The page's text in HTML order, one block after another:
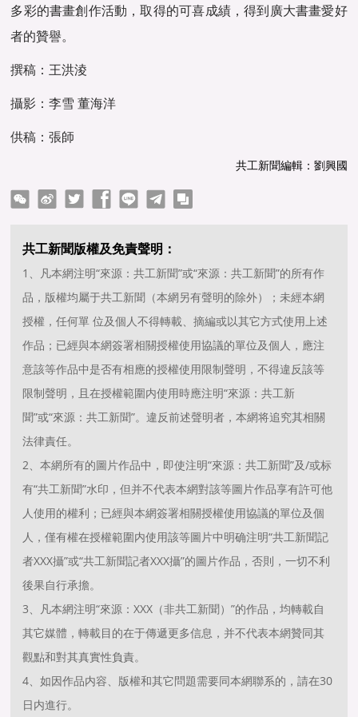
多彩的書畫創作活動，取得的可喜成績，得到廣大書畫愛好
者的贊譽。
撰稿：王洪淩
攝影：李雪 董海洋
供稿：張師
共工新聞編輯：劉興國
linetelegram copy
共工新聞版權及免責聲明：
1、凡本網注明“來源：共工新聞”或“來源：共工新聞”的所有作
品，版權均屬于共工新聞（本網另有聲明的除外）；未經本網
授權，任何單 位及個人不得轉載、摘編或以其它方式使用上述
作品；已經與本網簽署相關授權使用協議的單位及個人，應注
意該等作品中是否有相應的授權使用限制聲明，不得違反該等
限制聲明，且在授權範圍内使用時應注明“來源：共工新
聞”或“來源：共工新聞”。違反前述聲明者，本網将追究其相關
法律責任。
2、本網所有的圖片作品中，即使注明“來源：共工新聞”及/或标
有“共工新聞”水印，但并不代表本網對該等圖片作品享有許可他
人使用的權利；已經與本網簽署相關授權使用協議的單位及個
人，僅有權在授權範圍内使用該等圖片中明确注明“共工新聞記
者XXX攝”或“共工新聞記者XXX攝”的圖片作品，否則，一切不利
後果自行承擔。
3、凡本網注明“來源：XXX（非共工新聞）”的作品，均轉載自
其它媒體，轉載目的在于傳遞更多信息，并不代表本網贊同其
觀點和對其真實性負責。
4、如因作品内容、版權和其它問題需要同本網聯系的，請在30
日内進行。